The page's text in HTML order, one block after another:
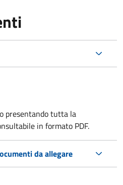
presentando tutta la
in formato PDF.
da allegare